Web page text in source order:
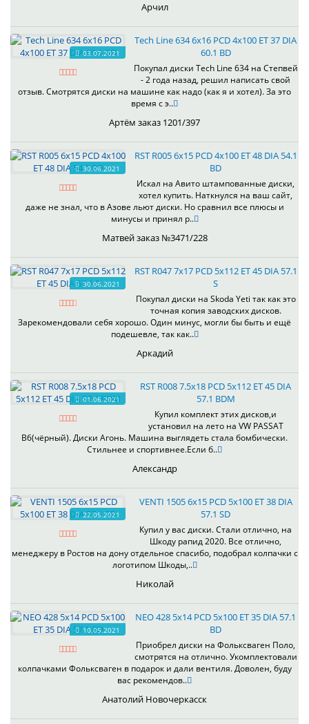
Арчил
03.07.2021
Tech Line 634 6x16 PCD 4x100 ET 37 DIA
60.1 BD
Покупал диски Tech Line 634 на Степвей
- 2 года назад, решил написать свой
отзыв. Смотрятся диски на машине как надо (как я и хотел). За это
время с э..
Артём заказ 1201/397
30.06.2021
RST R005 6x15 PCD 4x100 ET 48 DIA 54.1
BD
Искал на Авито штампованные диски,
хотел купить. Наткнулся на ваш сайт,
даже не знал, что в Азове льют диски. Но сравнил все плюсы и
минусы и принял р..
Матвей заказ №3471/228
30.06.2021
RST R047 7x17 PCD 5x112 ET 45 DIA 57.1
S
Покупал диски на Skoda Yeti так как это
точная копия заводских дисков.
Зарекомендовали себя хорошо. Один минус, могли бы быть и ещё
подешевле, так как..
Аркадий
01.06.2021
RST R008 7.5x18 PCD 5x112 ET 45 DIA
57.1 BDM
Купил комплект этих дисков,и
установил на лето на VW PASSAT
B6(чёрный). Диски Агонь. Машина выглядеть стала бомбически.
Стильнее и спортивнее.Если б..
Александр
22.05.2021
VENTI 1505 6x15 PCD 5x100 ET 38 DIA
57.1 SD
Купил у вас диски. Стали отлично, на
Шкоду рапид 2020. Все отлично,
менеджеру в Ростов на дону отдельное спасибо, подобрал колпачки с
логотипом Шкоды,..
Николай
10.05.2021
NEO 428 5x14 PCD 5x100 ET 35 DIA 57.1
BD
Приобрел диски на Фольксваген Поло,
смотрятся на отлично. Укомплектовали
колпачками Фольксваген в подарок и дали вентиля. Доволен, буду
вас рекомендов..
Анатолий Новочеркасск